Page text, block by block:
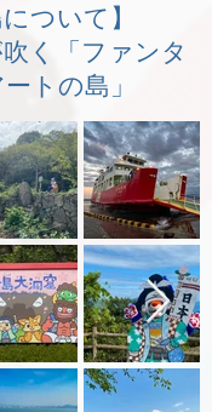
について】
く「ファンタ
トの島」